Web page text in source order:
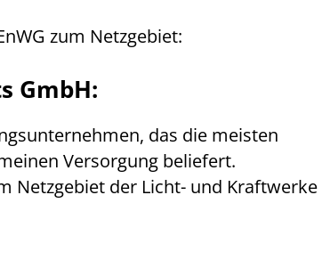
zum Netzgebiet:
GmbH:
das die meisten
Versorgung beliefert.
Netzgebiet der Licht- und Kraftwerke